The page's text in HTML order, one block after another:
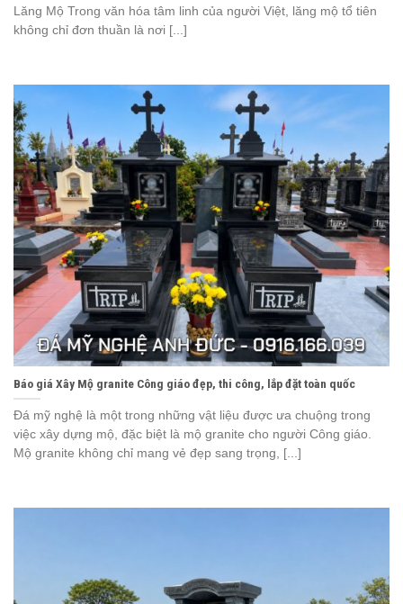
Lăng Mộ Trong văn hóa tâm linh của người Việt, lăng mộ tổ tiên
không chỉ đơn thuần là nơi [...]
Báo giá Xây Mộ granite Công giáo đẹp, thi công, lắp đặt toàn quốc
Đá mỹ nghệ là một trong những vật liệu được ưa chuộng trong
việc xây dựng mộ, đặc biệt là mộ granite cho người Công giáo.
Mộ granite không chỉ mang vẻ đẹp sang trọng, [...]